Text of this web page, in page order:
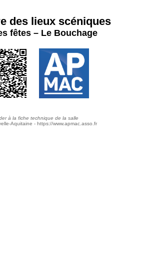
des lieux scéniques
fêtes – Le Bouchage
à la fiche technique de la salle
Aquitaine - https://www.apmac.asso.fr